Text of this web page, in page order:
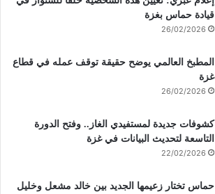
قيادة حماس بغزة
26/02/2026
المطبخ العالمي يوضح حقيقة توقف عمله في قطاع
غزة
26/02/2026
كشوفات جديدة لمستفيدي الغاز.. وفتح الدورة
التاسعة لتحديث البيانات في غزة
22/02/2026
حماس تختار زعيمها الجديد بين خالد مشعل وخليل